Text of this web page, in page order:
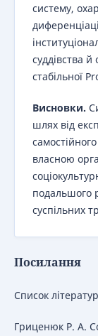
систему,
суддівства
стабільної
Висновки.
шлях від
власною
подальшого
суспільних
Посилання
Список
Гриценюк Р. А.